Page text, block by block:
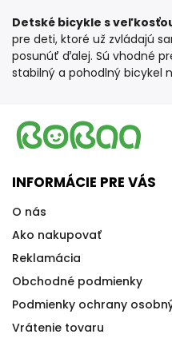
Detské bicykle s
pre deti, ktoré už zvládajú
posunúť ďalej. Sú vhodné
stabilný a pohodlný bicykel
INFORMÁCIE PRE VÁS
O nás
Ako nakupovať
Reklamácia
Obchodné podmienky
Podmienky ochrany
Vrátenie tovaru